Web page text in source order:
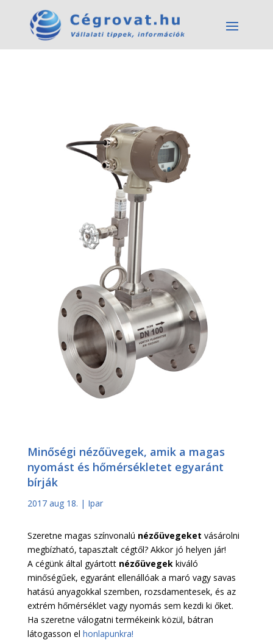
Minőségi nézőüvegek, amik a magas
nyomást és hőmérsékletet egyaránt
bírják
2017 aug 18. | Ipar
Szeretne magas színvonalú nézőüvegeket vásárolni
megbízható, tapasztalt cégtől? Akkor jó helyen jár!
A cégünk által gyártott nézőüvegekkiváló
minőségűek, egyaránt ellenállóak a maró vagy savas
hatású anyagokkal szemben, rozsdamentesek, és az
extrém hőmérséklet vagy nyomás sem kezdi ki őket.
Ha szeretne válogatni termékeink közül, bátran
látogasson el honlapunkra!